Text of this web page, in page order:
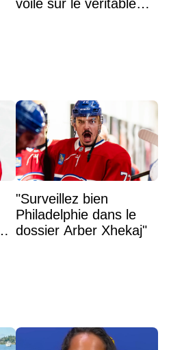
voile sur le véritable
"Surveillez bien
Philadelphie dans le
dossier Arber Xhekaj"